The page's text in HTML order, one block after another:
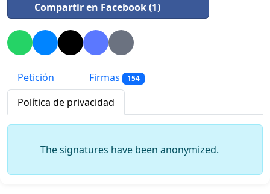
Compartir en Facebook (1)
Petición Firmas 154
Política de privacidad
The signatures have been anonymized.